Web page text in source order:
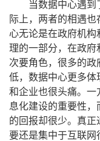
当数据中心遇到了
际上，两者的相遇
心无论是在政府机
理的一部分，在政
次要角色，很多的
低，数据中心更多体
和企业也很头痛。一
息化建设的重要性
的回报却很少。真
要还是集中于互联网